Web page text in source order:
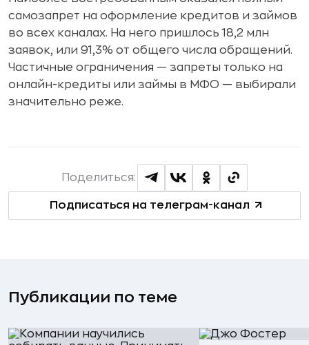
самозапрет на оформление кредитов и займов
во всех каналах. На него пришлось 18,2 млн
заявок, или 91,3% от общего числа обращений.
Частичные ограничения — запреты только на
онлайн-кредиты или займы в МФО — выбирали
значительно реже.
Подписаться на телеграм-канал
Поделиться:
Публикации по теме